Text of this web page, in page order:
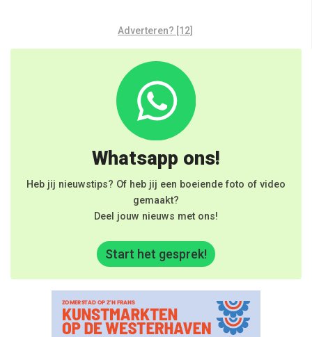
Adverteren? [12]
Whatsapp ons!
Heb jij nieuwstips? Of heb jij een boeiende foto of video
gemaakt?
Deel jouw nieuws met ons!
Start het gesprek!